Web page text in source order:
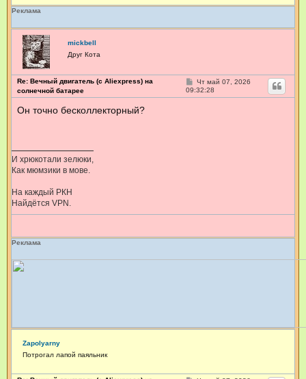
Реклама
mickbell
Друг Кота
Re: Вечный двигатель (с Aliexpress) на
солнечной батарее
С
о
о
Чт май 07, 2026
09:32:28
Он точно бесколлекторный?
И хрюкотали зелюки,
Как мюмзики в мове.
На каждый РКН
Найдётся VPN.
Реклама
Zapolyarny
Потрогал лапой паяльник